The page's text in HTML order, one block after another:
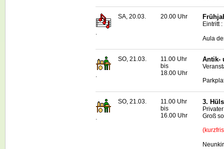
.
SA, 20.03. 20.00 Uhr
Eintritt
Aula
.
SO, 21.03.
11.00 Uhr
bis
18.00 Uhr
Antik-
SO, 21.03.
11.00 Uhr
bis
16.00 Uhr
3.
Groß